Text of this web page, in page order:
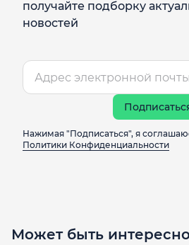
получайте подборку
новостей
Нажимая "Подписаться", я
Политики Конфиденциальности
Может быть